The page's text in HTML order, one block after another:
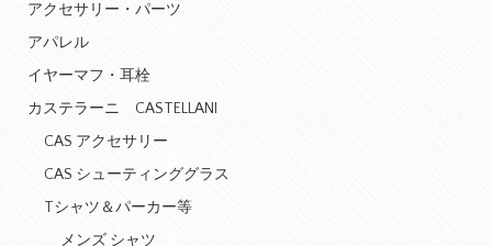
アクセサリー・パーツ
アパレル
イヤーマフ・耳栓
カステラーニ CASTELLANI
CAS アクセサリー
CAS シューティンググラス
Tシャツ＆パーカー等
メンズ シャツ